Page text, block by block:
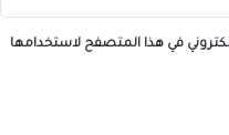
في هذا المتصفح لاستخدامها